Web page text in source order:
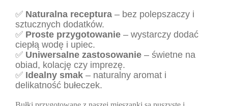
✅ Naturalna receptura – bez polepszaczy i
sztucznych dodatków.
✅ Proste przygotowanie – wystarczy dodać
ciepłą wodę i upiec.
✅ Uniwersalne zastosowanie – świetne na
obiad, kolację czy imprezę.
✅ Idealny smak – naturalny aromat i
delikatność bułeczek.